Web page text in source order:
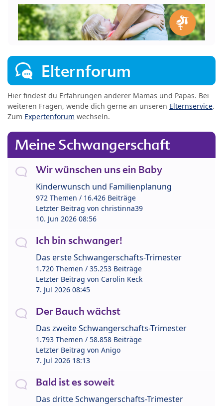
Elternforum
Hier findest du Erfahrungen anderer Mamas und Papas. Bei
weiteren Fragen, wende dich gerne an unseren Elternservice.
Zum Expertenforum wechseln.
Meine Schwangerschaft
Wir wünschen uns ein Baby
Kinderwunsch und Familienplanung
972 Themen / 16.426 Beiträge
Letzter Beitrag von christinna39
10. Jun 2026 08:56
Ich bin schwanger!
Das erste Schwangerschafts-Trimester
1.720 Themen / 35.253 Beiträge
Letzter Beitrag von Carolin Keck
7. Jul 2026 08:45
Der Bauch wächst
Das zweite Schwangerschafts-Trimester
1.793 Themen / 58.858 Beiträge
Letzter Beitrag von Anigo
7. Jul 2026 18:13
Bald ist es soweit
Das dritte Schwangerschafts-Trimester